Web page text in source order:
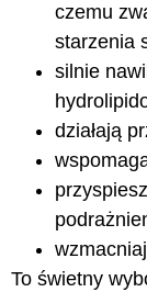
czemu
starzenia
silnie
działają
To świetny